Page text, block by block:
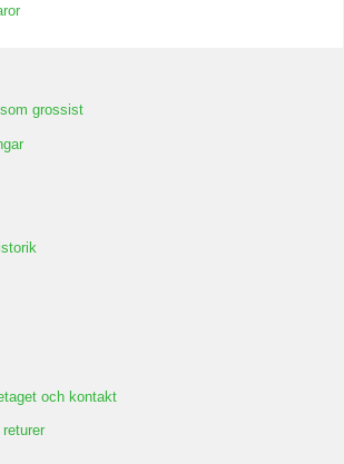
grossist
och kontakt